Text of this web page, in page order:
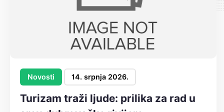
Novosti 14. srpnja 2026.
Turizam traži ljude: prilika za rad u